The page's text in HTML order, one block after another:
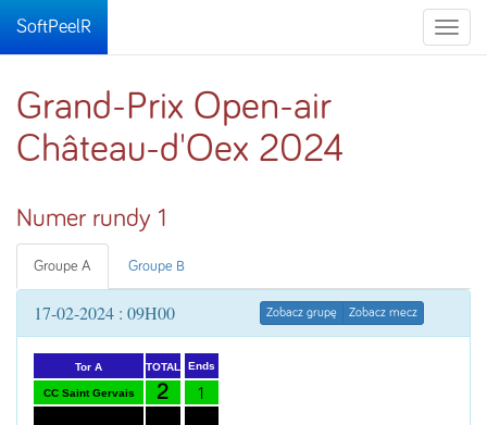
Toggle
SoftPeelR
Grand-Prix Open-air
Château-d'Oex 2024
Numer rundy 1
Groupe A Groupe B
17-02-2024 : 09H00 Zobacz grupę Zobacz mecz
Tor A
CC Saint Gervais
TOTAL
2
Ends
1